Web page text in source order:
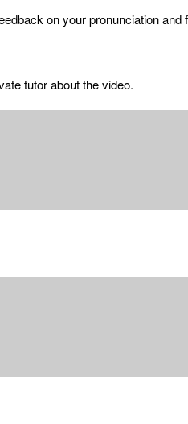
on your pronunciation and
tutor about the video.